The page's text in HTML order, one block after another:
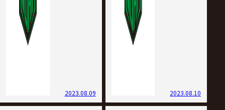
2023.08.09 2023.08.10